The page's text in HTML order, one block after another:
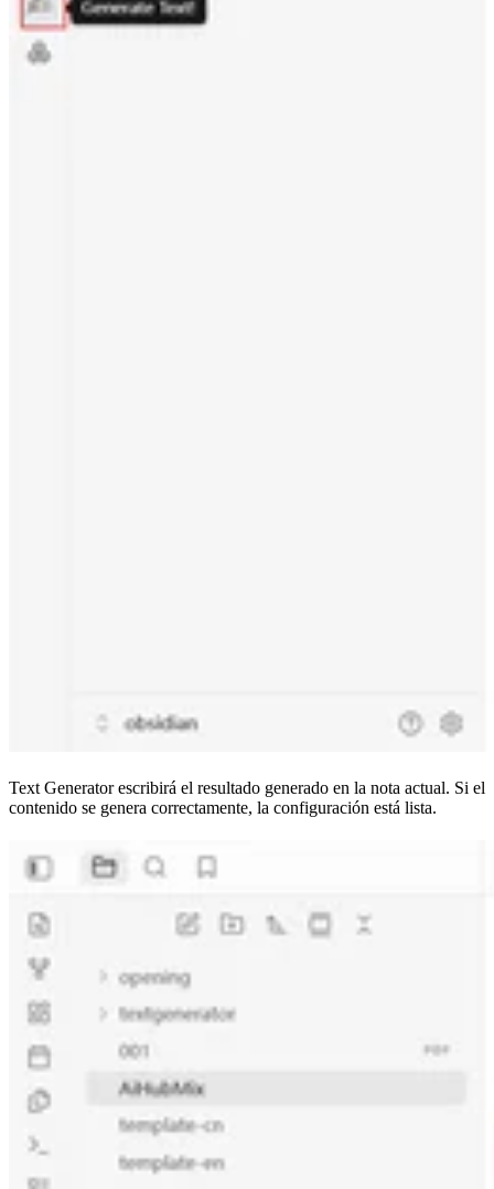
Text Generator escribirá el resultado generado en la nota actual. Si el
contenido se genera correctamente, la configuración está lista.